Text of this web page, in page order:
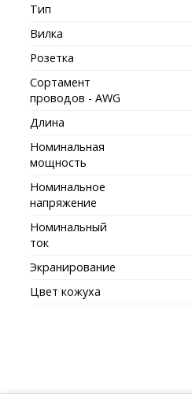
Тип
Вилка
Розетка
Сортамент
проводов - AWG
Длина
Номинальная
мощность
Номинальное
напряжение
Номинальный
ток
Экранирование
Цвет кожуха